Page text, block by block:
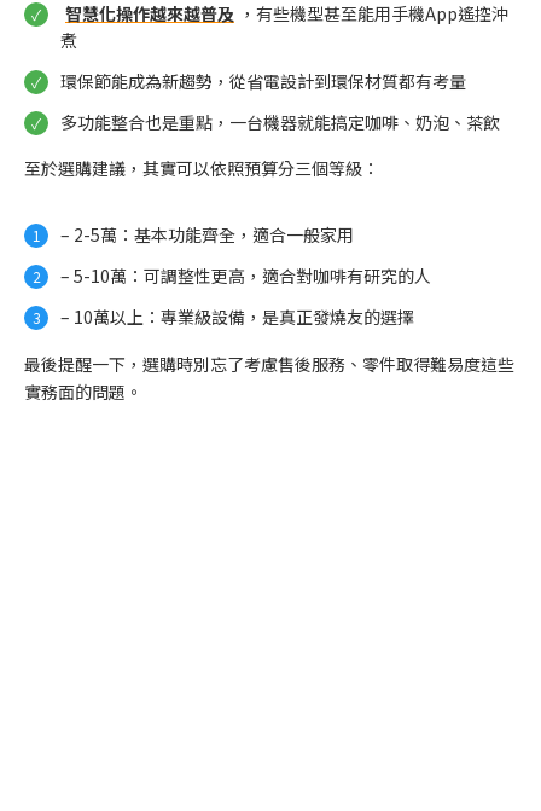
智慧化操作越來越普及 ，有些機型甚至能用手機App遙控沖
煮
環保節能成為新趨勢，從省電設計到環保材質都有考量
多功能整合也是重點，一台機器就能搞定咖啡、奶泡、茶飲
至於選購建議，其實可以依照預算分三個等級：
– 2-5萬：基本功能齊全，適合一般家用
– 5-10萬：可調整性更高，適合對咖啡有研究的人
– 10萬以上：專業級設備，是真正發燒友的選擇
最後提醒一下，選購時別忘了考慮售後服務、零件取得難易度這些
實務面的問題。